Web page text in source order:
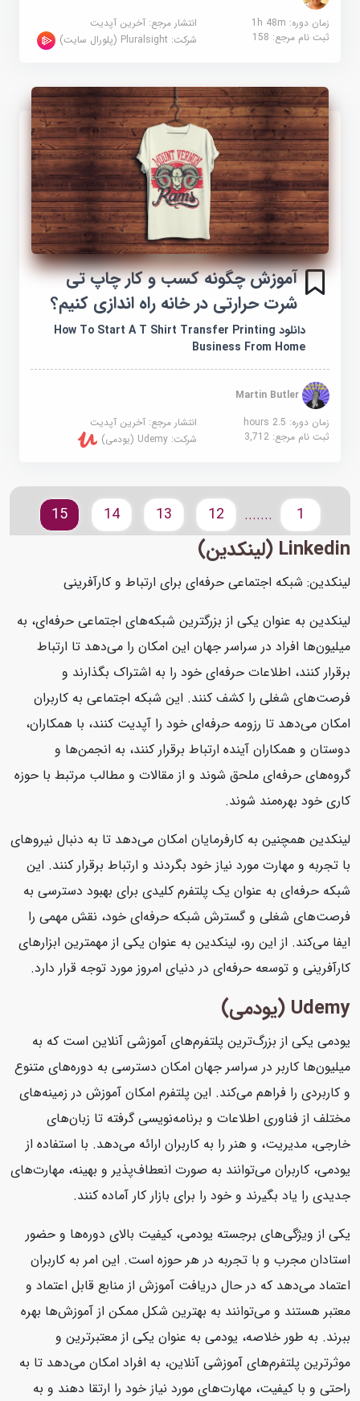
زمان دوره: 1h 48m
انتشار مرجع:آخرین آپدیت
ثبت نام مرجع:158 شرکت:Pluralsight (پلورال سایت)
آموزش چگونه کسب و کار چاپ تی
شرت حرارتی در خانه راه اندازی کنیم؟
دانلود How To Start A T Shirt Transfer Printing
Business From Home
Martin Butler
زمان دوره: 2.5 hours
انتشار مرجع:آخرین آپدیت
ثبت نام مرجع:3,712 شرکت:Udemy (یودمی)
.......
12
13
14
15
Linkedin (لینکدین)
لینکدین: شبکه اجتماعی حرفه‌ای برای ارتباط و کارآفرینی
لینکدین به عنوان یکی از بزرگترین شبکه‌های اجتماعی حرفه‌ای، به
میلیون‌ها افراد در سراسر جهان این امکان را می‌دهد تا ارتباط
برقرار کنند، اطلاعات حرفه‌ای خود را به اشتراک بگذارند و
فرصت‌های شغلی را کشف کنند. این شبکه اجتماعی به کاربران
امکان می‌دهد تا رزومه حرفه‌ای خود را آپدیت کنند، با همکاران،
دوستان و همکاران آینده ارتباط برقرار کنند، به انجمن‌ها و
گروه‌های حرفه‌ای ملحق شوند و از مقالات و مطالب مرتبط با حوزه
کاری خود بهره‌مند شوند.
لینکدین همچنین به کارفرمایان امکان می‌دهد تا به دنبال نیروهای
با تجربه و مهارت مورد نیاز خود بگردند و ارتباط برقرار کنند. این
شبکه حرفه‌ای به عنوان یک پلتفرم کلیدی برای بهبود دسترسی به
فرصت‌های شغلی و گسترش شبکه حرفه‌ای خود، نقش مهمی را
ایفا می‌کند. از این رو، لینکدین به عنوان یکی از مهمترین ابزارهای
کارآفرینی و توسعه حرفه‌ای در دنیای امروز مورد توجه قرار دارد.
Udemy (یودمی)
یودمی یکی از بزرگ‌ترین پلتفرم‌های آموزشی آنلاین است که به
میلیون‌ها کاربر در سراسر جهان امکان دسترسی به دوره‌های متنوع
و کاربردی را فراهم می‌کند. این پلتفرم امکان آموزش در زمینه‌های
مختلف از فناوری اطلاعات و برنامه‌نویسی گرفته تا زبان‌های
خارجی، مدیریت، و هنر را به کاربران ارائه می‌دهد. با استفاده از
یودمی، کاربران می‌توانند به صورت انعطاف‌پذیر و بهینه، مهارت‌های
جدیدی را یاد بگیرند و خود را برای بازار کار آماده کنند.
یکی از ویژگی‌های برجسته یودمی، کیفیت بالای دوره‌ها و حضور
استادان مجرب و با تجربه در هر حوزه است. این امر به کاربران
اعتماد می‌دهد که در حال دریافت آموزش از منابع قابل اعتماد و
معتبر هستند و می‌توانند به بهترین شکل ممکن از آموزش‌ها بهره
ببرند. به طور خلاصه، یودمی به عنوان یکی از معتبرترین و
موثرترین پلتفرم‌های آموزشی آنلاین، به افراد امکان می‌دهد تا به
راحتی و با کیفیت، مهارت‌های مورد نیاز خود را ارتقا دهند و به